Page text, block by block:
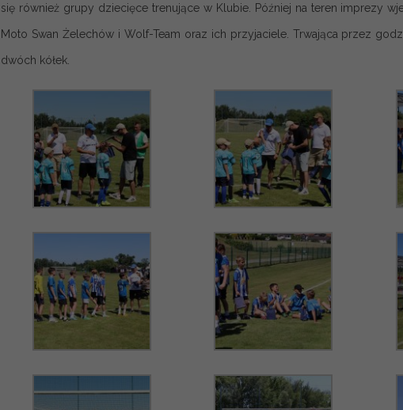
się również grupy dziecięce trenujące w Klubie. Później na teren imprezy
Moto Swan Żelechów i Wolf-Team oraz ich przyjaciele. Trwająca przez
dwóch kółek.